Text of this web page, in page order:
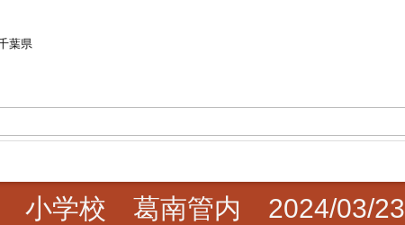
葉県
小学校 葛南管内 2024/03/23